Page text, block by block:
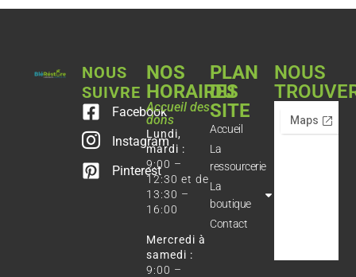
NOUS
SUIVRE
Facebook
Instagram
Pinterest
NOS
HORAIRES
Accueil des
dons
Lundi,
mardi :
9:00 –
12:30 et de
13:30 –
16:00
Mercredi à
samedi :
9:00 –
PLAN
DU
SITE
Accueil
La
ressourcerie
La
boutique
Contact
NOUS